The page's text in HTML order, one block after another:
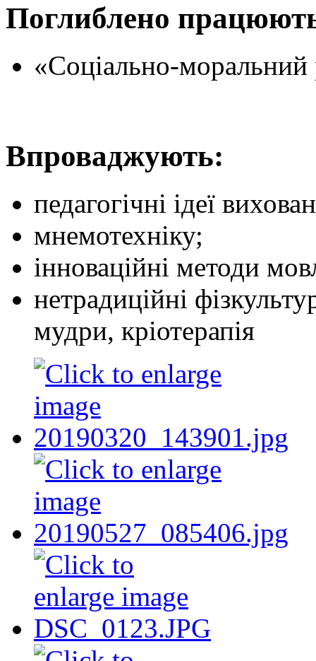
Поглиблено
«Соціально-моральний
Впроваджують:
педагогічні ідеї
мнемотехніку;
інноваційні методи
нетрадиційні
мудри, кріотерапія